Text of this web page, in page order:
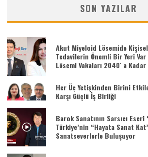
SON YAZILAR
Akut Miyeloid Lösemide
Tedavilerin Önemli Bir Yeri
Lösemi Vakaları 2040′ a
Her Üç Yetişkinden Birini
Karşı Güçlü İş Birliği
Barok Sanatının Sarsıcı
Türkiye’nin “Hayata Sanat
Sanatseverlerle Buluşuyor